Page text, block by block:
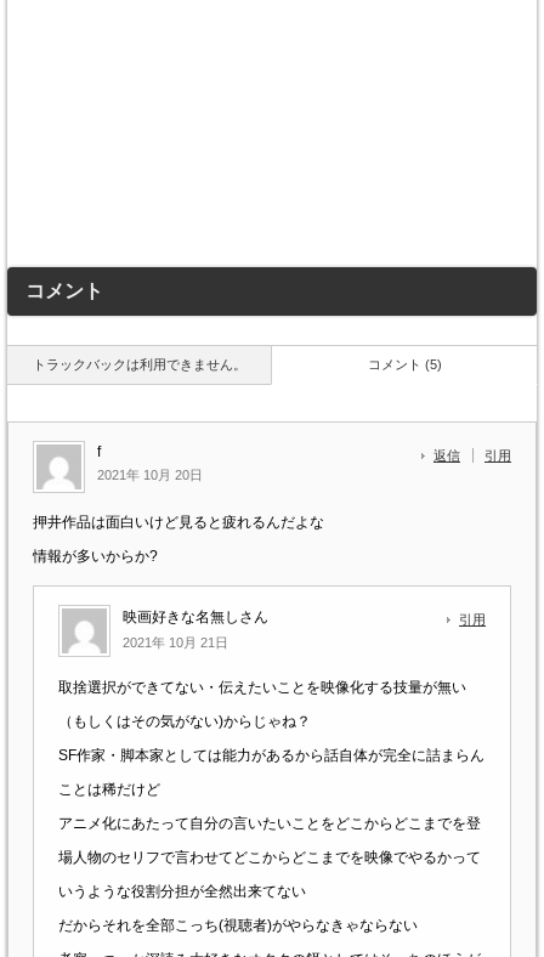
コメント
トラックバックは利用できません。 コメント (5)
f
2021年 10月 20日
返信 引用
押井作品は面白いけど見ると疲れるんだよな
情報が多いからか?
映画好きな名無しさん
2021年 10月 21日
引用
取捨選択ができてない・伝えたいことを映像化する技量が無い
（もしくはその気がない)からじゃね？
SF作家・脚本家としては能力があるから話自体が完全に詰まらん
ことは稀だけど
アニメ化にあたって自分の言いたいことをどこからどこまでを登
場人物のセリフで言わせてどこからどこまでを映像でやるかって
いうような役割分担が全然出来てない
だからそれを全部こっち(視聴者)がやらなきゃならない